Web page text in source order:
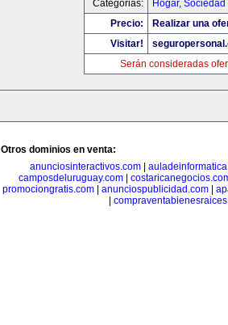
Categorias:
Hogar, Sociedad
Precio:
Realizar una
Visitar!
Serán consideradas
Otros dominios en venta:
anunciosinteractivos.com|
camposdeluruguay.com|
promociongratis.com
anunciospublicidad.com